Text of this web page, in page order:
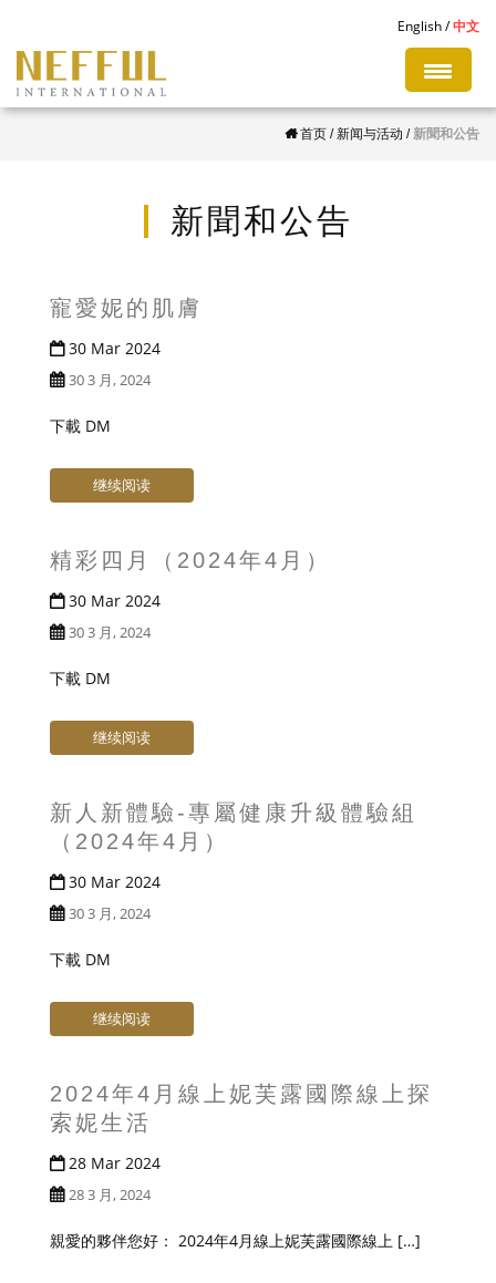
p
English 中文
首页 /新闻与活动 /新聞和公告
新聞和公告
寵愛妮的肌膚
30 Mar 2024
30 3 月, 2024
下載 DM
继续阅读
精彩四月（2024年4月）
30 Mar 2024
30 3 月, 2024
下載 DM
继续阅读
新人新體驗-專屬健康升級體驗組
（2024年4月）
30 Mar 2024
30 3 月, 2024
下載 DM
继续阅读
2024年4月線上妮芙露國際線上探
索妮生活
28 Mar 2024
28 3 月, 2024
親愛的夥伴您好： 2024年4月線上妮芙露國際線上 […]